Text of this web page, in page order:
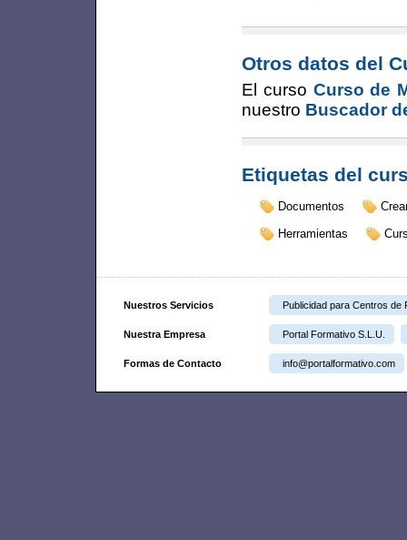
Otros datos del
El curso Curso de
nuestro Buscador
Etiquetas del
Documentos
Herramientas
Nuestros Servicios Publicidad para Centros de
Nuestra Empresa Portal Formativo S.L.U.
Formas de Contacto info@portalformativo.com